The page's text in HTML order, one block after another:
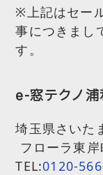
※上記はセー
事につきまし
す。
e-窓テクノ浦
埼玉県さいた
フローラ東岸
TEL:0120-